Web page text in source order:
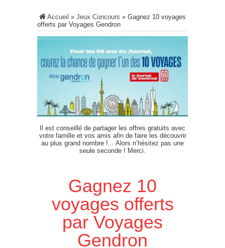
Accueil » Jeux Concours » Gagnez 10 voyages
offerts par Voyages Gendron
Il est conseillé de partager les offres gratuits avec
votre famille et vos amis afin de faire les découvrir
au plus grand nombre !... Alors n’hésitez pas une
seule seconde ! Merci.
Gagnez 10
voyages offerts
par Voyages
Gendron